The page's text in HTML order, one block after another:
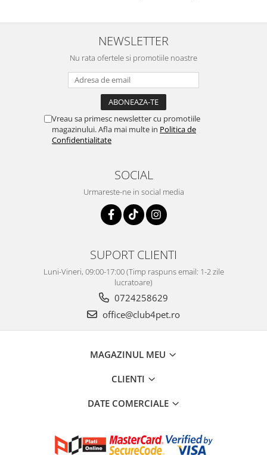
NEWSLETTER
Nu rata ofertele si promotiile noastre
Vreau sa primesc newsletter cu promotiile
magazinului. Afla mai multe in Politica de
Confidentialitate
SOCIAL
Urmareste-ne in social media
SUPORT CLIENTI
Luni-Vineri, 09:00-17:00 (Timp raspuns email: 1-2 zile
lucratoare)
0724258629
office@club4pet.ro
MAGAZINUL MEU
CLIENTI
DATE COMERCIALE